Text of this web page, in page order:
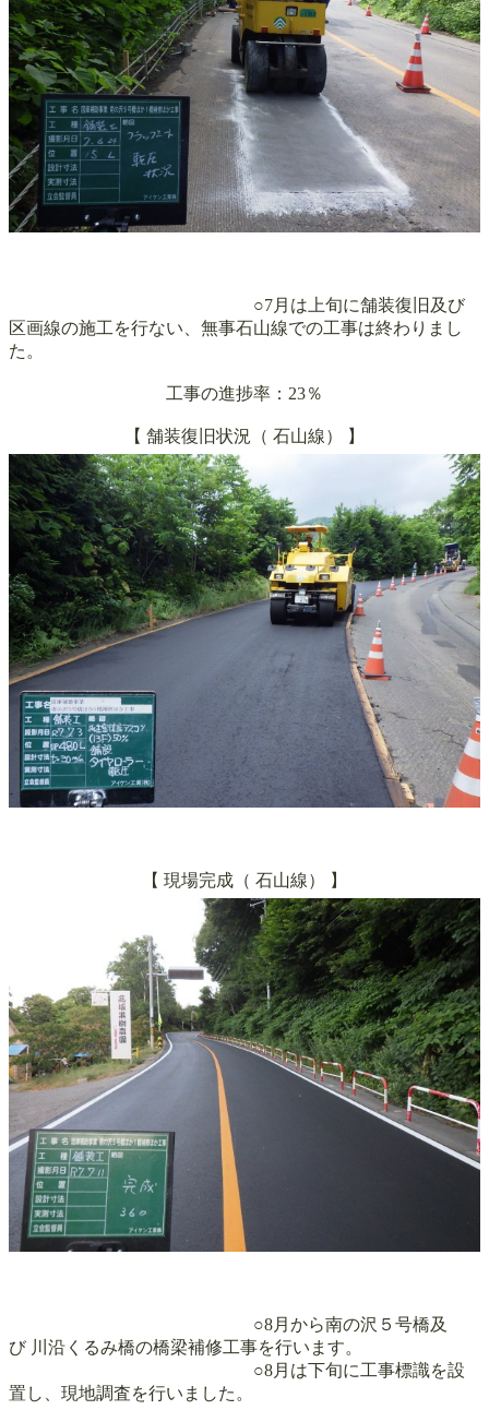
○7月は上旬に舗装復旧及び
区画線の施工を行ない、無事石山線での工事は終わりまし
た。
工事の進捗率：23％
【 舗装復旧状況（ 石山線） 】
【 現場完成（ 石山線） 】
○8月から南の沢５号橋及
び 川沿くるみ橋の橋梁補修工事を行います。
○8月は下旬に工事標識を設
置し、現地調査を行いました。